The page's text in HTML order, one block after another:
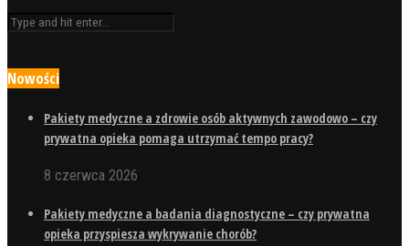
Nowości
Pakiety medyczne a zdrowie osób aktywnych zawodowo – czy
prywatna opieka pomaga utrzymać tempo pracy?
8 czerwca 2026
Pakiety medyczne a badania diagnostyczne – czy prywatna
opieka przyspiesza wykrywanie chorób?